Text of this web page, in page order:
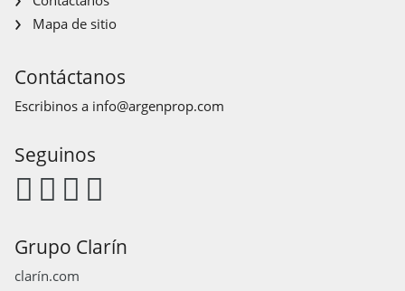
Mapa de sitio
Contáctanos
Escribinos a info@argenprop.com
Seguinos
Grupo Clarín
clarín.com